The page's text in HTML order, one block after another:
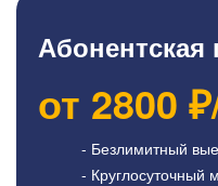
Абонентская
от 2800
- Безлимитный
- Круглосуточный